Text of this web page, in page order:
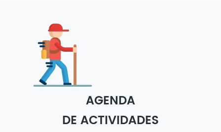
AGENDA
DE ACTIVIDADES